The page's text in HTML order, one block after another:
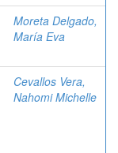
Moreta Delgado,
María Eva
Cevallos Vera,
Nahomi Michelle